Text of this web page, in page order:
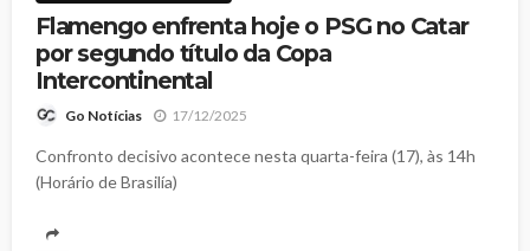
Flamengo enfrenta hoje o PSG no Catar
por segundo título da Copa
Intercontinental
Go Notícias 17/12/2025
Confronto decisivo acontece nesta quarta-feira (17), às 14h
(Horário de Brasilía)